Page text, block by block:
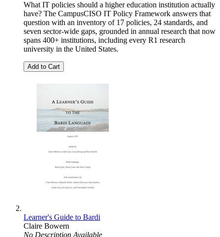
What IT policies should a higher education institution actually
have? The CampusCISO IT Policy Framework answers that
question with an inventory of 17 policies, 24 standards, and
seven sector-wide gaps, grounded in annual research that now
spans 400+ institutions, including every R1 research
university in the United States.
Add to Cart
Learner's Guide to Bardi
Claire Bowern
No Description Available